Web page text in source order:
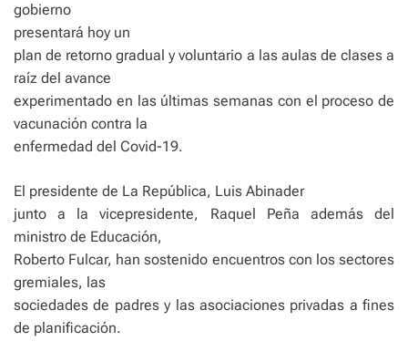
gobierno
presentará hoy un
plan de retorno gradual y voluntario a las aulas de clases a
raíz del avance
experimentado en las últimas semanas con el proceso de
vacunación contra la
enfermedad del Covid-19.
El presidente de La República, Luis Abinader
junto a la vicepresidente, Raquel Peña además del
ministro de Educación,
Roberto Fulcar, han sostenido encuentros con los sectores
gremiales, las
sociedades de padres y las asociaciones privadas a fines
de planificación.